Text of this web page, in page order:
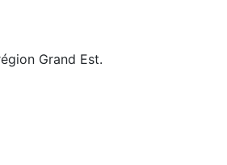
Grand Est.